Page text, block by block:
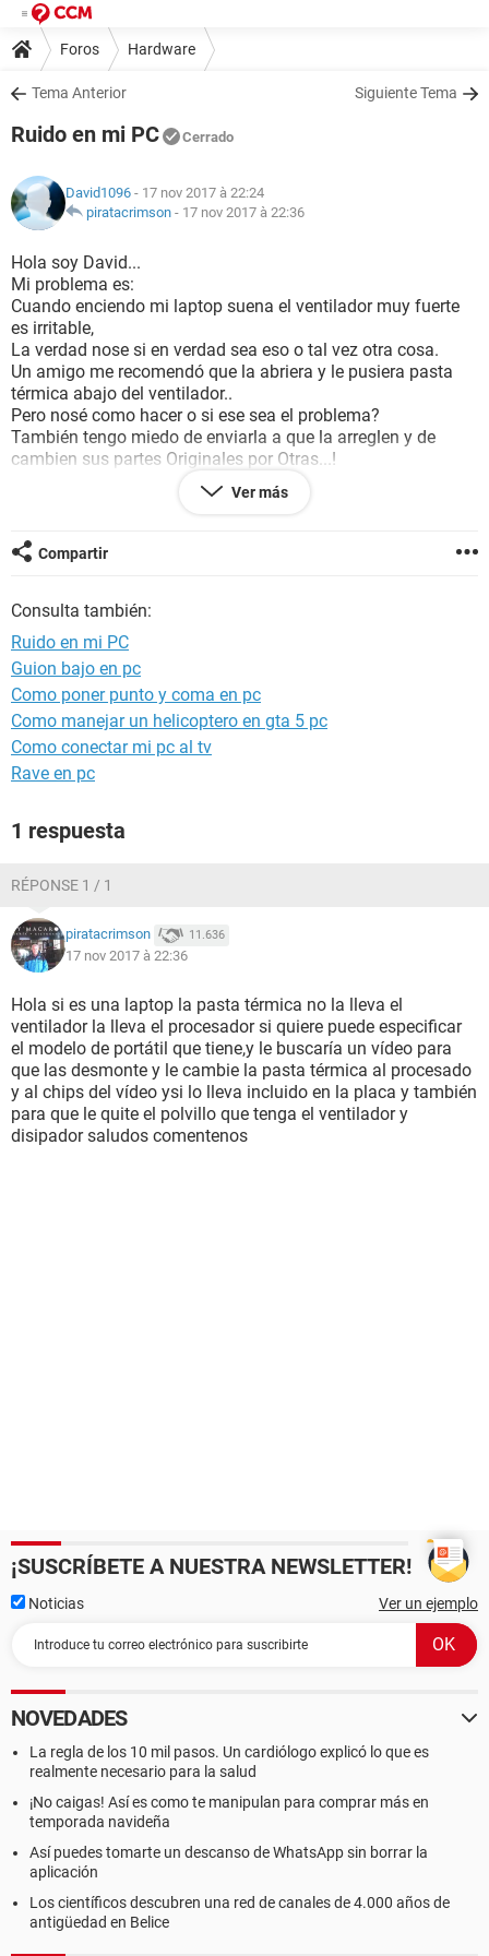
Foros Hardware
Tema Anterior Siguiente Tema
Ruido en mi PC Cerrado
David1096 - 17 nov 2017 à 22:24
piratacrimson - 17 nov 2017 à 22:36
Hola soy David...
Mi problema es:
Cuando enciendo mi laptop suena el ventilador muy fuerte
es irritable,
La verdad nose si en verdad sea eso o tal vez otra cosa.
Un amigo me recomendó que la abriera y le pusiera pasta
térmica abajo del ventilador..
Pero nosé como hacer o si ese sea el problema?
También tengo miedo de enviarla a que la arreglen y de
cambien sus partes Originales por Otras...!
Ver más
Compartir
Consulta también:
Ruido en mi PC
Guion bajo en pc
Como poner punto y coma en pc
Como manejar un helicoptero en gta 5 pc
Como conectar mi pc al tv
Rave en pc
1 respuesta
RÉPONSE 1 / 1
piratacrimson 11.636
17 nov 2017 à 22:36
Hola si es una laptop la pasta térmica no la lleva el
ventilador la lleva el procesador si quiere puede especificar
el modelo de portátil que tiene,y le buscaría un vídeo para
que las desmonte y le cambie la pasta térmica al procesado
y al chips del vídeo ysi lo lleva incluido en la placa y también
para que le quite el polvillo que tenga el ventilador y
disipador saludos comentenos
¡SUSCRÍBETE A NUESTRA NEWSLETTER!
Noticias Ver un ejemplo
NOVEDADES
La regla de los 10 mil pasos. Un cardiólogo explicó lo que es
realmente necesario para la salud
¡No caigas! Así es como te manipulan para comprar más en
temporada navideña
Así puedes tomarte un descanso de WhatsApp sin borrar la
aplicación
Los científicos descubren una red de canales de 4.000 años de
antigüedad en Belice